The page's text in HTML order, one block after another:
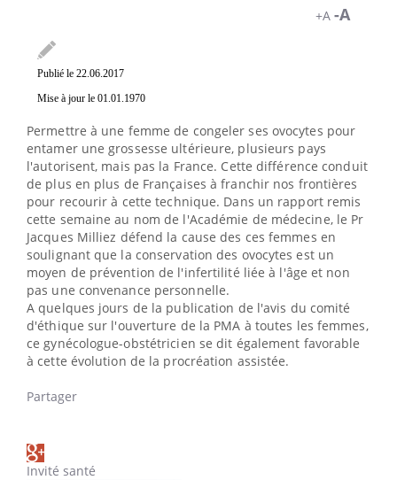
+A -A
Publié le 22.06.2017
Mise à jour le 01.01.1970
Permettre à une femme de congeler ses ovocytes pour
entamer une grossesse ultérieure, plusieurs pays
l'autorisent, mais pas la France. Cette différence conduit
de plus en plus de Françaises à franchir nos frontières
pour recourir à cette technique. Dans un rapport remis
cette semaine au nom de l'Académie de médecine, le Pr
Jacques Milliez défend la cause des ces femmes en
soulignant que la conservation des ovocytes est un
moyen de prévention de l'infertilité liée à l'âge et non
pas une convenance personnelle.
A quelques jours de la publication de l'avis du comité
d'éthique sur l'ouverture de la PMA à toutes les femmes,
ce gynécologue-obstétricien se dit également favorable
à cette évolution de la procréation assistée.
Partager
Invité santé